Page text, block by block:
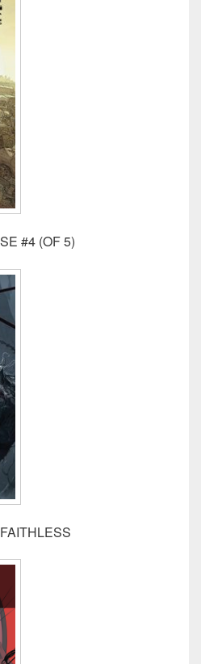
#4 (OF 5)